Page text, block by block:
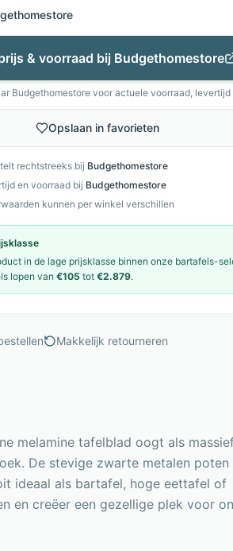
& voorraad bij Budgethomestore
Budgethomestore voor actuele voorraad,
Opslaan in favorieten
rechtstreeks bij Budgethomestore
en voorraad bij Budgethomestore
kunnen per winkel verschillen
in de lage prijsklasse binnen onze bartafels-
lopen van €105 tot €2.879.
Makkelijk retourneren
melamine tafelblad oogt als
De stevige zwarte metalen poten
ideaal als bartafel, hoge eettafel of
en creëer een gezellige plek voor